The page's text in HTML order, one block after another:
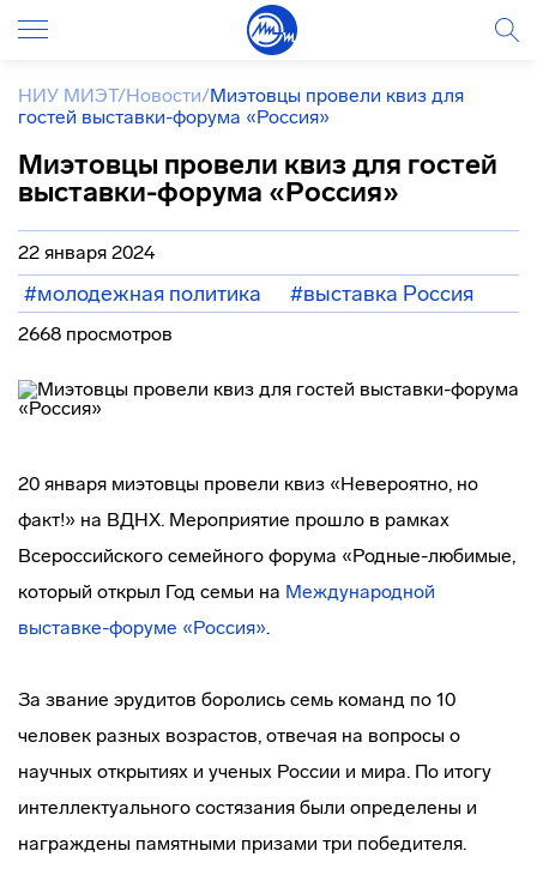
НИУ МИЭТ/Новости/Миэтовцы провели квиз для
гостей выставки-форума «Россия»
Миэтовцы провели квиз для гостей
выставки-форума «Россия»
22 января 2024
#молодежная политика #выставка Россия
2668 просмотров
20 января миэтовцы провели квиз «Невероятно, но
факт!» на ВДНХ. Мероприятие прошло в рамках
Всероссийского семейного форума «Родные-любимые,
который открыл Год семьи на Международной
выставке-форуме «Россия».
За звание эрудитов боролись семь команд по 10
человек разных возрастов, отвечая на вопросы о
научных открытиях и ученых России и мира. По итогу
интеллектуального состязания были определены и
награждены памятными призами три победителя.